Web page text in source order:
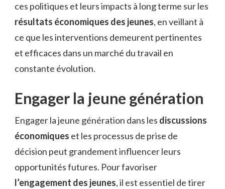
ces politiques et leurs impacts à long terme sur les
résultats économiques des jeunes, en veillant à
ce que les interventions demeurent pertinentes
et efficaces dans un marché du travail en
constante évolution.
Engager la jeune génération
Engager la jeune génération dans les discussions
économiques et les processus de prise de
décision peut grandement influencer leurs
opportunités futures. Pour favoriser
l’engagement des jeunes, il est essentiel de tirer